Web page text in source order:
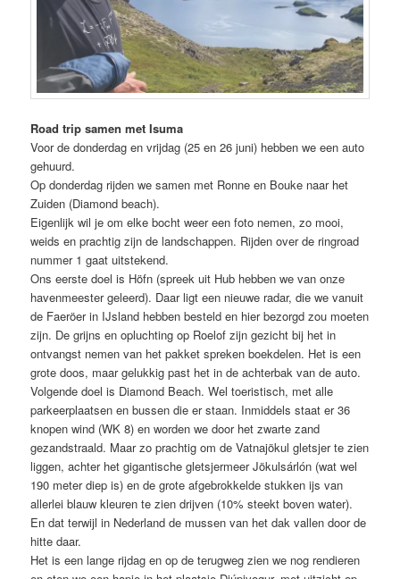
Road trip samen met Isuma
Voor de donderdag en vrijdag (25 en 26 juni) hebben we een auto
gehuurd.
Op donderdag rijden we samen met Ronne en Bouke naar het
Zuiden (Diamond beach).
Eigenlijk wil je om elke bocht weer een foto nemen, zo mooi,
weids en prachtig zijn de landschappen. Rijden over de ringroad
nummer 1 gaat uitstekend.
Ons eerste doel is Höfn (spreek uit Hub hebben we van onze
havenmeester geleerd). Daar ligt een nieuwe radar, die we vanuit
de Faeröer in IJsland hebben besteld en hier bezorgd zou moeten
zijn. De grijns en opluchting op Roelof zijn gezicht bij het in
ontvangst nemen van het pakket spreken boekdelen. Het is een
grote doos, maar gelukkig past het in de achterbak van de auto.
Volgende doel is Diamond Beach. Wel toeristisch, met alle
parkeerplaatsen en bussen die er staan. Inmiddels staat er 36
knopen wind (WK 8) en worden we door het zwarte zand
gezandstraald. Maar zo prachtig om de Vatnajökul gletsjer te zien
liggen, achter het gigantische gletsjermeer Jökulsárlón (wat wel
190 meter diep is) en de grote afgebrokkelde stukken ijs van
allerlei blauw kleuren te zien drijven (10% steekt boven water).
En dat terwijl in Nederland de mussen van het dak vallen door de
hitte daar.
Het is een lange rijdag en op de terugweg zien we nog rendieren